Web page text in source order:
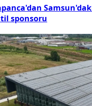
sponsoru